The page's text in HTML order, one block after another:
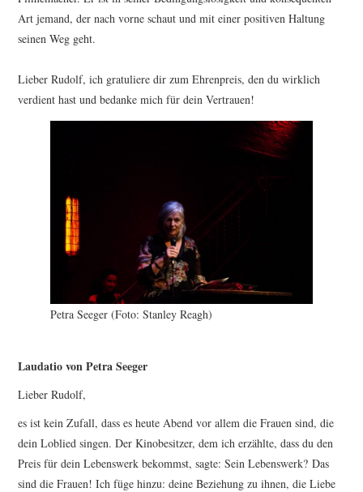
Art jemand, der nach vorne schaut und mit einer positiven Haltung
seinen Weg geht.
Lieber Rudolf, ich gratuliere dir zum Ehrenpreis, den du wirklich
verdient hast und bedanke mich für dein Vertrauen!
Petra Seeger (Foto: Stanley Reagh)
Laudatio von Petra Seeger
Lieber Rudolf,
es ist kein Zufall, dass es heute Abend vor allem die Frauen sind, die
dein Loblied singen. Der Kinobesitzer, dem ich erzählte, dass du den
Preis für dein Lebenswerk bekommst, sagte: Sein Lebenswerk? Das
sind die Frauen! Ich füge hinzu: deine Beziehung zu ihnen, die Liebe